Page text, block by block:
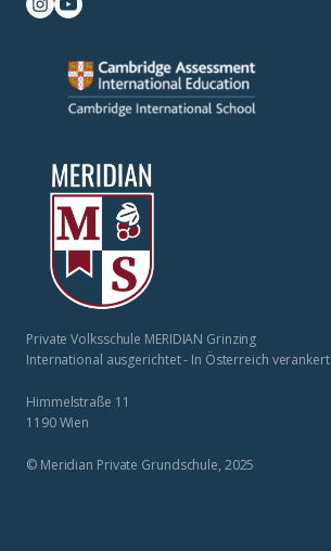
Private Volksschule MERIDIAN Grinzing
International ausgerichtet - In Österreich verankert
Himmelstraße 11
1190 Wien
© Meridian Private Grundschule, 2025